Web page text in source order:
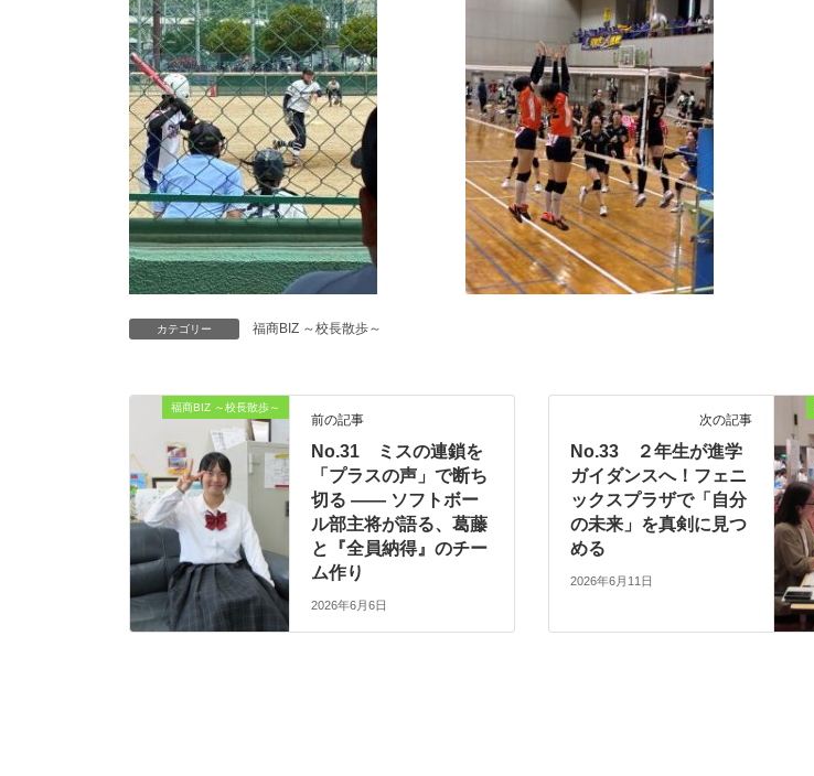
カテゴリー 福商BIZ ～校長散歩～
福商BIZ ～校長散歩～
前の記事
No.31 ミスの連鎖を
「プラスの声」で断ち
切る ―― ソフトボー
ル部主将が語る、葛藤
と『全員納得』のチー
ム作り
2026年6月6日
次の記事
No.33 ２年生が進学
ガイダンスへ！フェニ
ックスプラザで「自分
の未来」を真剣に見つ
める
2026年6月11日